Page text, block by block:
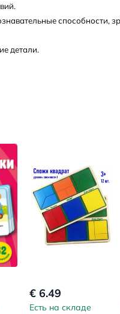
способности,
детали.
€ 6.49
Есть на складе